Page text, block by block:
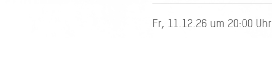
Fr, 11.12.26 um 20:00 Uhr